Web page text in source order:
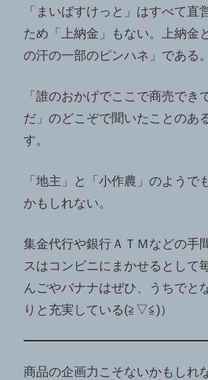
「まいばすけっと」はすべて直
ため「上納金」もない。上納金
の汗の一部のピンハネ」である。
「誰のおかげでここで商売でき
だ」のどこぞで聞いたことのあ
す。
「地主」と「小作農」のようで
かもしれない。
集金代行や銀行ＡＴＭなどの手
スはコンビニにまかせるとして
んごやバナナはぜひ、うちでと
りと充実している(≧▽≦)）
商品の企画力こそないかもしれ